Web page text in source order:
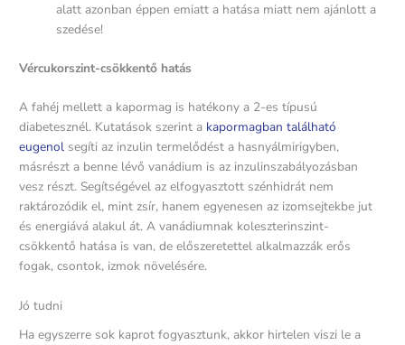
alatt azonban éppen emiatt a hatása miatt nem ajánlott a
szedése!
Vércukorszint-csökkentő hatás
A fahéj mellett a kapormag is hatékony a 2-es típusú
diabetesznél. Kutatások szerint a kapormagban található
eugenol segíti az inzulin termelődést a hasnyálmirigyben,
másrészt a benne lévő vanádium is az inzulinszabályozásban
vesz részt. Segítségével az elfogyasztott szénhidrát nem
raktározódik el, mint zsír, hanem egyenesen az izomsejtekbe jut
és energiává alakul át. A vanádiumnak koleszterinszint-
csökkentő hatása is van, de előszeretettel alkalmazzák erős
fogak, csontok, izmok növelésére.
Jó tudni
Ha egyszerre sok kaprot fogyasztunk, akkor hirtelen viszi le a